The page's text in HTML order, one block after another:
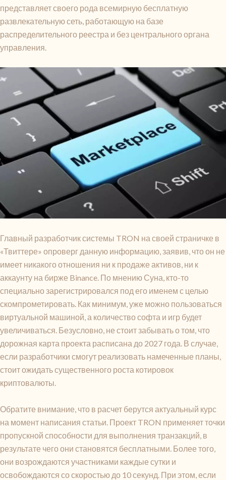
представляет своего рода всемирную бесплатную
развлекательную сеть, работающую на базе
распределительного реестра и без центрального органа
управления.
Главный разработчик системы TRON на своей страничке в
«Твиттере» опроверг данную информацию, заявив, что он не
имеет никакого отношения ни к продаже активов, ни к
аккаунту на бирже Binance. По мнению Суна, кто-то
специально зарегистрировался под его именем с целью
скомпрометировать. Как минимум, уже можно пользоваться
виртуальной машиной, а количество софта и игр будет
увеличиваться. Безусловно, не стоит забывать о том, что
дорожная карта проекта расписана до 2027 года. В случае,
если разработчики смогут реализовать намеченные планы,
стоит ожидать существенного роста котировок
криптовалюты.
Обратите внимание, что в расчет берутся актуальный курс
на момент написания статьи. Проект TRON применяет точки
пропускной способности для выполнения транзакций, в
результате чего они становятся бесплатными. Более того,
они возрождаются участниками каждые сутки и
освобождаются со скоростью до 10 секунд. При этом, если